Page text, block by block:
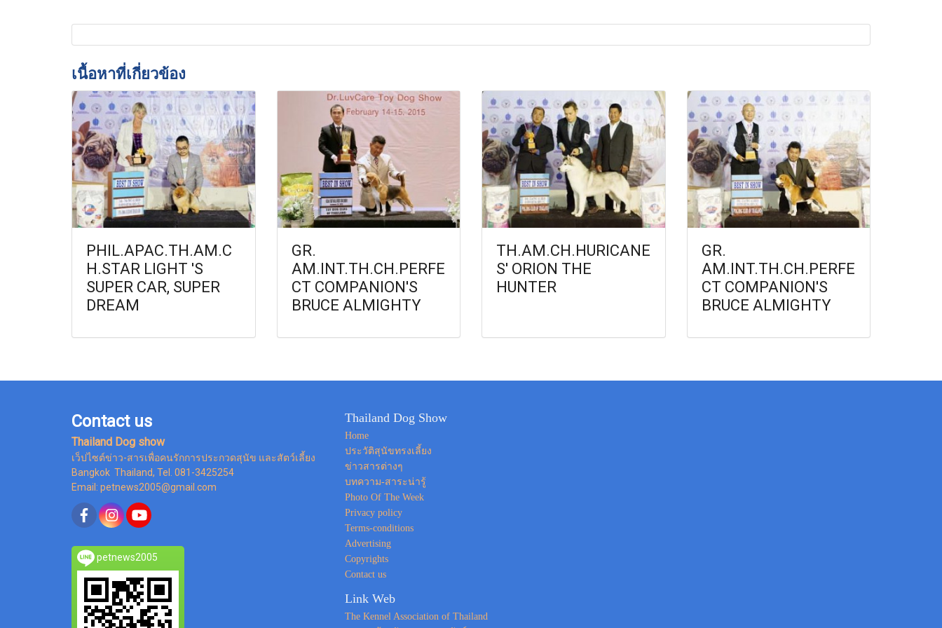
เนื้อหาที่เกี่ยวข้อง
PHIL.APAC.TH.AM.C
H.STAR LIGHT 'S
SUPER CAR, SUPER
DREAM
GR.
AM.INT.TH.CH.PERFE
CT COMPANION'S
BRUCE ALMIGHTY
TH.AM.CH.HURICANE
S' ORION THE
HUNTER
GR.
AM.INT.TH.CH.PERFE
CT COMPANION'S
BRUCE ALMIGHTY
Contact us
Thailand Dog show
เว็ปไซต์ข่าว-สารเพื่อคนรักการประกวดสุนัข และสัตว์เลี้ยง
Bangkok Thailand, Tel. 081-3425254
Email: petnews2005@gmail.com
petnews2005
Thailand Dog Show
Home
ประวัติสุนัขทรงเลี้ยง
ข่าวสารต่างๆ
บทความ-สาระน่ารู้
Photo Of The Week
Privacy policy
Terms-conditions
Advertising
Copyrights
Contact us
Link Web
The Kennel Association of Thailand